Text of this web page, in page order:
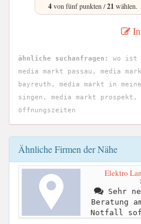
4von fünf punkten /21 wählen.
ähnliche suchanfragen:
wo ist
media markt passau, media
bayreuth, media markt in
singen, media markt prospekt,
öffnungszeiten
Ähnliche Firmen der Nähe
Elektro
Sehr
Beratung
Notfall